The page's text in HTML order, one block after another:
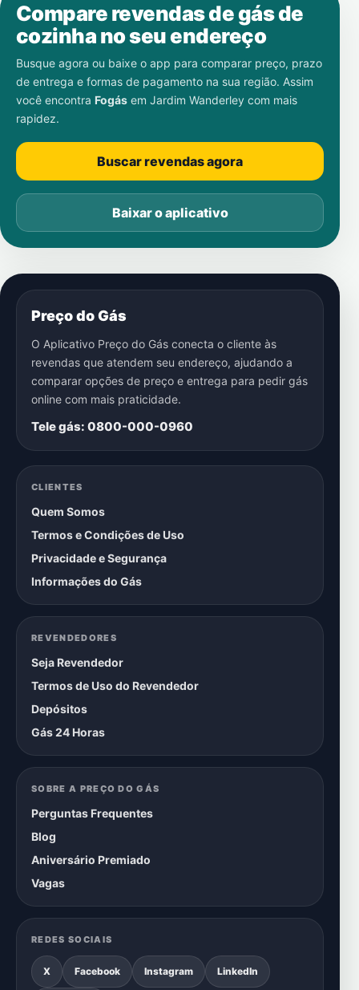
Compare revendas de gás de
cozinha no seu endereço
Busque agora ou baixe o app para comparar preço, prazo
de entrega e formas de pagamento na sua região. Assim
você encontra Fogás em Jardim Wanderley com mais
rapidez.
Buscar revendas agora
Baixar o aplicativo
Preço do Gás
O Aplicativo Preço do Gás conecta o cliente às
revendas que atendem seu endereço, ajudando a
comparar opções de preço e entrega para pedir gás
online com mais praticidade.
Tele gás: 0800-000-0960
CLIENTES
Quem Somos
Termos e Condições de Uso
Privacidade e Segurança
Informações do Gás
REVENDEDORES
Seja Revendedor
Termos de Uso do Revendedor
Depósitos
Gás 24 Horas
SOBRE A PREÇO DO GÁS
Perguntas Frequentes
Blog
Aniversário Premiado
Vagas
REDES SOCIAIS
X Facebook Instagram LinkedIn